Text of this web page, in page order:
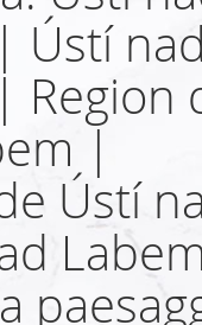
Ústí
Region
|
Ústí